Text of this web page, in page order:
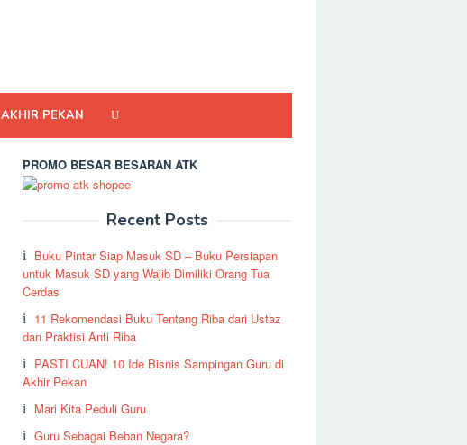
AKHIR PEKAN
PROMO BESAR BESARAN ATK
Recent Posts
Buku Pintar Siap Masuk SD – Buku Persiapan
untuk Masuk SD yang Wajib Dimiliki Orang Tua
Cerdas
11 Rekomendasi Buku Tentang Riba dari Ustaz
dan Praktisi Anti Riba
PASTI CUAN! 10 Ide Bisnis Sampingan Guru di
Akhir Pekan
Mari Kita Peduli Guru
Guru Sebagai Beban Negara?